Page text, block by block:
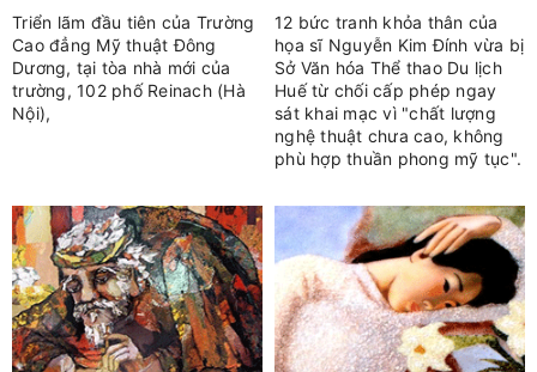
Triển lãm đầu tiên của Trường
Cao đẳng Mỹ thuật Đông
Dương, tại tòa nhà mới của
trường, 102 phố Reinach (Hà
Nội),
12 bức tranh khỏa thân của
họa sĩ Nguyễn Kim Đính vừa bị
Sở Văn hóa Thể thao Du lịch
Huế từ chối cấp phép ngay
sát khai mạc vì "chất lượng
nghệ thuật chưa cao, không
phù hợp thuần phong mỹ tục".